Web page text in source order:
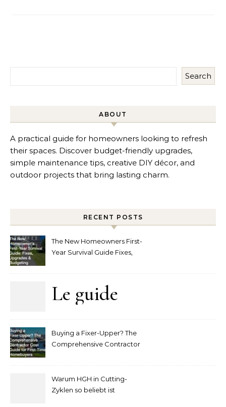
Search
ABOUT
A practical guide for homeowners looking to refresh
their spaces. Discover budget-friendly upgrades,
simple maintenance tips, creative DIY décor, and
outdoor projects that bring lasting charm.
RECENT POSTS
The New Homeowners First-
Year Survival Guide Fixes,
Le guide
pour
la mise
Buying a Fixer-Upper? The
Comprehensive Contractor
Warum HGH in Cutting-
Zyklen so beliebt ist